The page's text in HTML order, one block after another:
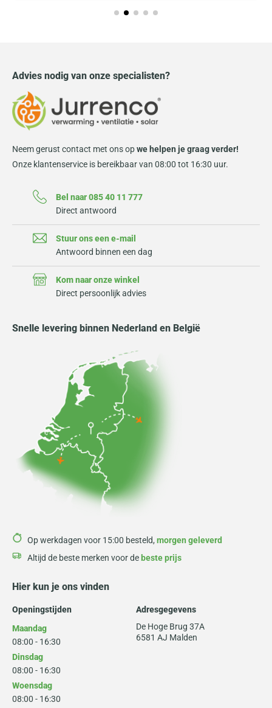
Advies nodig van onze specialisten?
Neem gerust contact met ons opwe helpen je graag verder!
Onze klantenservice is bereikbaar van 08:00 tot 16:30 uur.
Bel naar 085 40 11 777
Direct antwoord
Stuur ons een e-mail
Antwoord binnen een dag
Kom naar onze winkel
Direct persoonlijk advies
Snelle levering binnen Nederland en België
Op werkdagen voor 15:00 besteld, morgen geleverd
Altijd de beste merken voor de beste prijs
Hier kun je ons vinden
Openingstijden
Maandag
08:00 - 16:30
Dinsdag
08:00 - 16:30
Woensdag
08:00 - 16:30
Adresgegevens
De Hoge Brug 37A
6581 AJ Malden